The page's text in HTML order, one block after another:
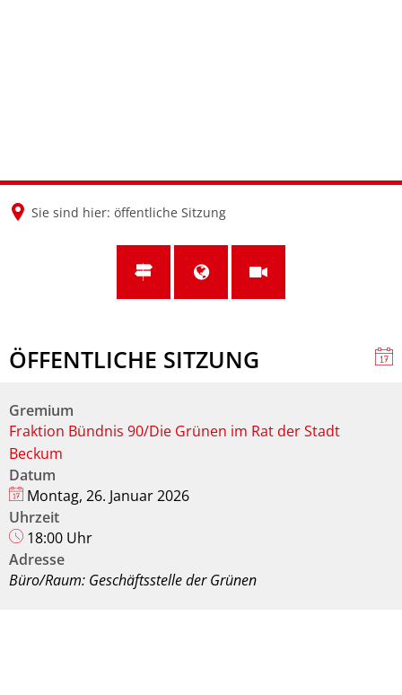
Sie sind hier: öffentliche Sitzung
ÖFFENTLICHE SITZUNG
Gremium
Fraktion Bündnis 90/Die Grünen im Rat der Stadt
Beckum
Datum
Montag, 26. Januar 2026
Uhrzeit
18:00 Uhr
Adresse
Büro/Raum: Geschäftsstelle der Grünen